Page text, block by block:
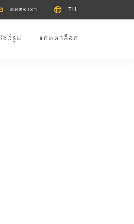
ติดต่อเรา TH
โชว์รูม แคตตาล็อก